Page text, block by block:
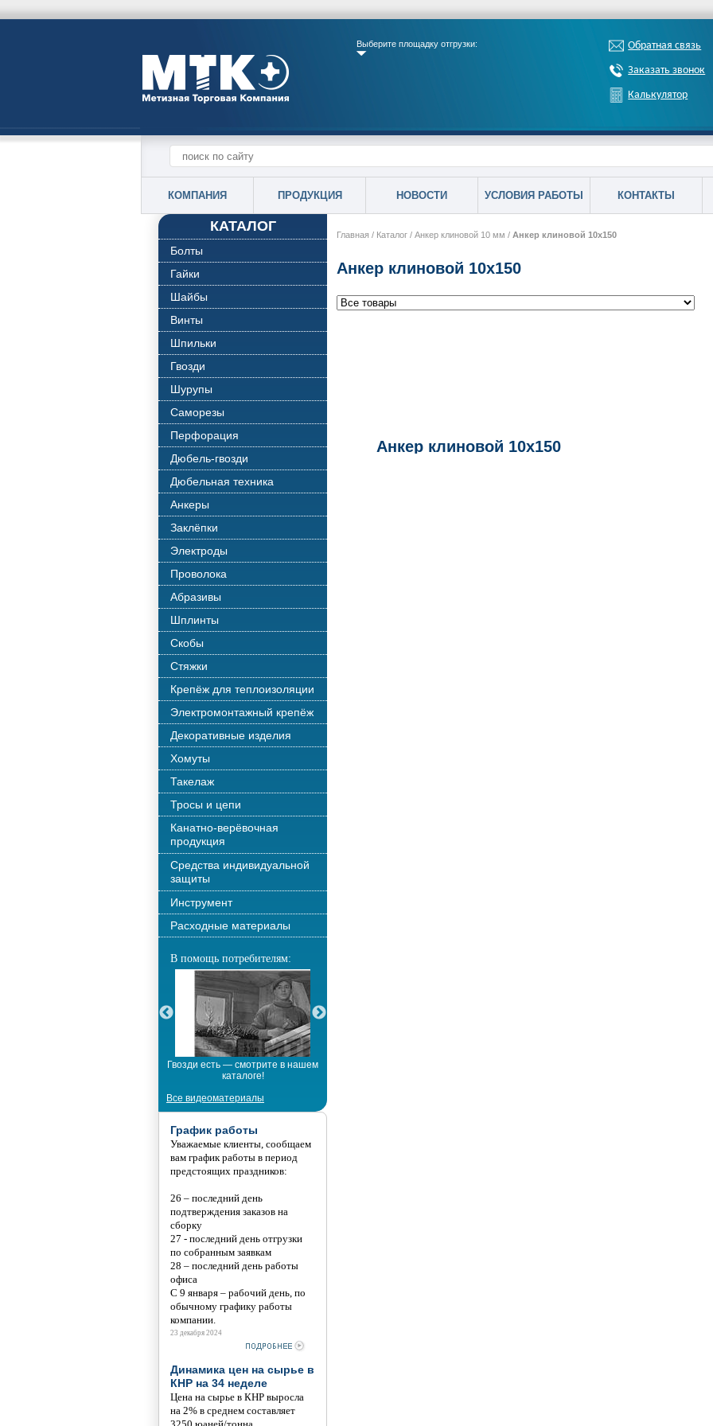
Выберите площадку отгрузки: Обратная связь
Заказать звонок
Калькулятор
КОМПАНИЯ ПРОДУКЦИЯ НОВОСТИ УСЛОВИЯ РАБОТЫ КОНТАКТЫ
КАТАЛОГ
Болты
Гайки
Шайбы
Винты
Шпильки
Гвозди
Шурупы
Саморезы
Перфорация
Дюбель-гвозди
Дюбельная техника
Анкеры
Заклёпки
Электроды
Проволока
Абразивы
Шплинты
Скобы
Стяжки
Крепёж для теплоизоляции
Электромонтажный крепёж
Декоративные изделия
Хомуты
Такелаж
Тросы и цепи
Канатно-верёвочная
продукция
Средства индивидуальной
защиты
Инструмент
Расходные материалы
В помощь потребителям:
Гвозди есть — смотрите в нашем
каталоге!
Все видеоматериалы
График работы
Уважаемые клиенты, сообщаем
вам график работы в период
предстоящих праздников:
26 – последний день
подтверждения заказов на
сборку
27 - последний день отгрузки
по собранным заявкам
28 – последний день работы
офиса
С 9 января – рабочий день, по
обычному графику работы
компании.
23 декабря 2024
Динамика цен на сырье в
КНР на 34 неделе
Цена на сырье в КНР выросла
на 2% в среднем составляет
Главная / Каталог / Анкер клиновой 10 мм / Анкер клиновой 10х150
Анкер клиновой 10х150
Анкер клиновой 10х150